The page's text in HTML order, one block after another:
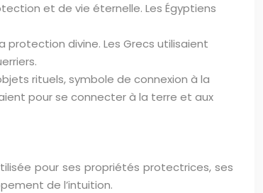
et de vie éternelle. Les Égyptiens
divine. Les Grecs utilisaient
rituels, symbole de connexion à la
pour se connecter à la terre et aux
pour ses propriétés protectrices, ses
de l’intuition.